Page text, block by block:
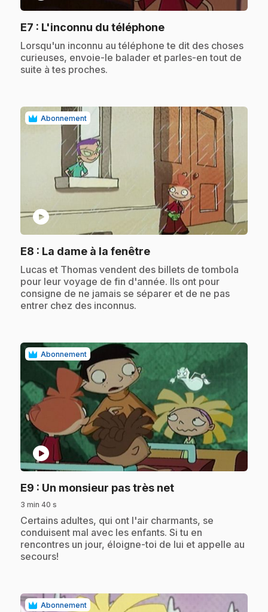
E7 : L'inconnu du téléphone.
.Lorsqu'un inconnu au téléphone te dit des choses
curieuses, envoie-le balader et parles-en tout de
suite à tes proches.
Abonnement
play_circle
E8 : La dame à la fenêtre.
.Lucas et Thomas vendent des billets de tombola
pour leur voyage de fin d'année. Ils ont pour
consigne de ne jamais se séparer et de ne pas
entrer chez des inconnus.
Abonnement
play_circle
E9 : Un monsieur pas très net.
3 min 40 s
.Certains adultes, qui ont l'air charmants, se
conduisent mal avec les enfants. Si tu en
rencontres un jour, éloigne-toi de lui et appelle au
secours!
Abonnement